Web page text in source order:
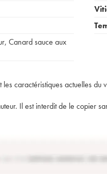
, Canard sauce aux
caractéristiques actuelles du
Il est interdit de le copier